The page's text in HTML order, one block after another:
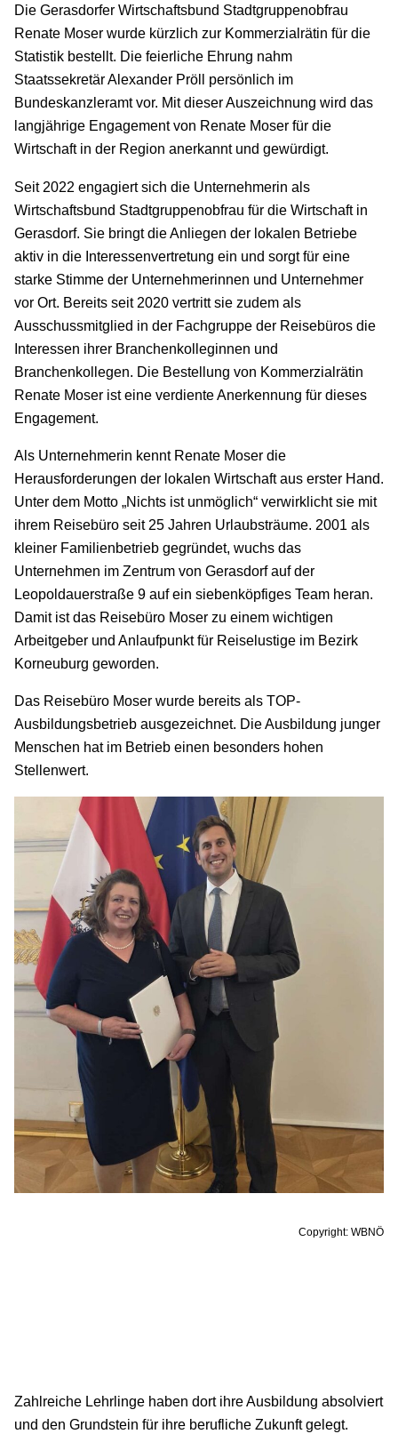
Die Gerasdorfer Wirtschaftsbund Stadtgruppenobfrau
Renate Moser wurde kürzlich zur Kommerzialrätin für die
Statistik bestellt. Die feierliche Ehrung nahm
Staatssekretär Alexander Pröll persönlich im
Bundeskanzleramt vor. Mit dieser Auszeichnung wird das
langjährige Engagement von Renate Moser für die
Wirtschaft in der Region anerkannt und gewürdigt.
Seit 2022 engagiert sich die Unternehmerin als
Wirtschaftsbund Stadtgruppenobfrau für die Wirtschaft in
Gerasdorf. Sie bringt die Anliegen der lokalen Betriebe
aktiv in die Interessenvertretung ein und sorgt für eine
starke Stimme der Unternehmerinnen und Unternehmer
vor Ort. Bereits seit 2020 vertritt sie zudem als
Ausschussmitglied in der Fachgruppe der Reisebüros die
Interessen ihrer Branchenkolleginnen und
Branchenkollegen. Die Bestellung von Kommerzialrätin
Renate Moser ist eine verdiente Anerkennung für dieses
Engagement.
Als Unternehmerin kennt Renate Moser die
Herausforderungen der lokalen Wirtschaft aus erster Hand.
Unter dem Motto „Nichts ist unmöglich“ verwirklicht sie mit
ihrem Reisebüro seit 25 Jahren Urlaubsträume. 2001 als
kleiner Familienbetrieb gegründet, wuchs das
Unternehmen im Zentrum von Gerasdorf auf der
Leopoldauerstraße 9 auf ein siebenköpfiges Team heran.
Damit ist das Reisebüro Moser zu einem wichtigen
Arbeitgeber und Anlaufpunkt für Reiselustige im Bezirk
Korneuburg geworden.
Das Reisebüro Moser wurde bereits als TOP-
Ausbildungsbetrieb ausgezeichnet. Die Ausbildung junger
Menschen hat im Betrieb einen besonders hohen
Stellenwert.
Copyright: WBNÖ
Zahlreiche Lehrlinge haben dort ihre Ausbildung absolviert
und den Grundstein für ihre berufliche Zukunft gelegt.